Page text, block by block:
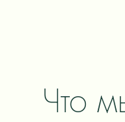
Что